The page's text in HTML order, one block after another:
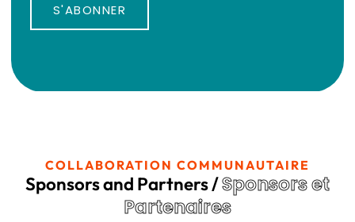
S'ABONNER
COLLABORATION COMMUNAUTAIRE
Sponsors and Partners /Sponsors et
Partenaires